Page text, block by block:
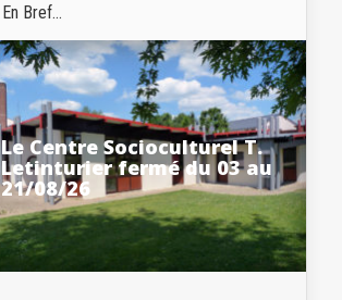
En Bref...
Le Centre Socioculturel T.
Letinturier fermé du 03 au
21/08/26